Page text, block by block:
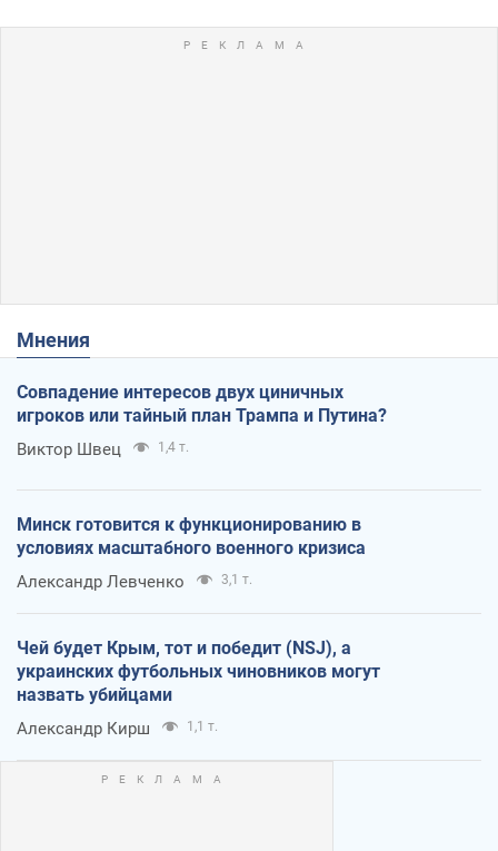
Мнения
Совпадение интересов двух циничных
игроков или тайный план Трампа и Путина?
Виктор Швец 1,4 т.
Минск готовится к функционированию в
условиях масштабного военного кризиса
Александр Левченко 3,1 т.
Чей будет Крым, тот и победит (NSJ), а
украинских футбольных чиновников могут
назвать убийцами
Александр Кирш 1,1 т.